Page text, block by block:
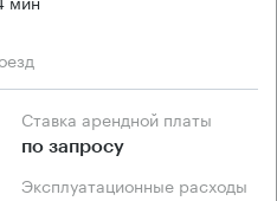
Ставка арендной платы
по запросу
Эксплуатационные расходы